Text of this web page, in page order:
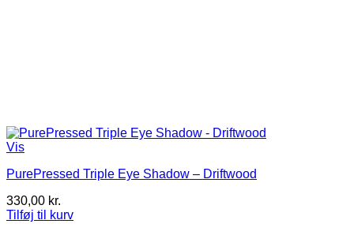
Vis
PurePressed Triple Eye Shadow – Driftwood
330,00 kr.
Tilføj til kurv